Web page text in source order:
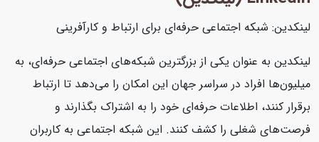
لینکدین: شبکه اجتماعی حرفه‌ای برای ارتباط و کارآفرینی
لینکدین به عنوان یکی از بزرگترین شبکه‌های اجتماعی حرفه‌ای، به
میلیون‌ها افراد در سراسر جهان این امکان را می‌دهد تا ارتباط
برقرار کنند، اطلاعات حرفه‌ای خود را به اشتراک بگذارند و
فرصت‌های شغلی را کشف کنند. این شبکه اجتماعی به کاربران